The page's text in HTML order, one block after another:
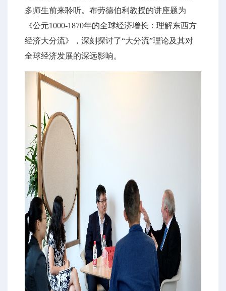
多师生前来聆听。布劳德伯利教授的讲座题为
《公元1000-1870年的全球经济增长：理解东西方
经济大分流》，深刻探讨了“大分流”理论及其对
全球经济发展的深远影响。